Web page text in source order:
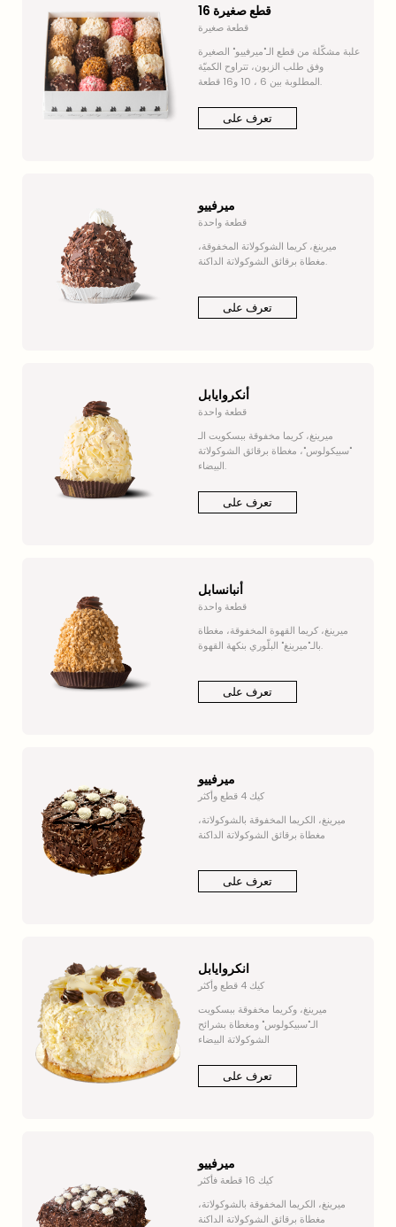
16 قطع صغيرة
قطعة صغيرة
علبة مشكّلة من قطع الـ"ميرفييو" الصغيرة
وفق طلب الزبون، تتراوح الكميّة
المطلوبة بين 6 ، 10 و16 قطعة.
تعرف على
ميرفييو
قطعة واحدة
ميرينغ، كريما الشوكولاتة المخفوقة،
مغطاة برقائق الشوكولاتة الداكنة.
تعرف على
أنكروايابل
قطعة واحدة
ميرينغ، كريما مخفوقة ببسكويت الـ
"سبيكولوس"، مغطاة برقائق الشوكولاتة
البيضاء.
تعرف على
أنبانسابل
قطعة واحدة
ميرينغ، كريما القهوة المخفوقة، مغطاة
بالـ"ميرينغ" البلّوري بنكهة القهوة.
تعرف على
ميرفييو
كيك 4 قطع وأكثر
ميرينغ، الكريما المخفوقة بالشوكولاتة،
مغطاة برقائق الشوكولاتة الداكنة
تعرف على
انكروايابل
كيك 4 قطع وأكثر
ميرينغ، وكريما مخفوقة ببسكويت
الـ"سبيكولوس" ومغطاة بشرائح
الشوكولاتة البيضاء
تعرف على
ميرفييو
كيك 16 قطعة فأكثر
ميرينغ، الكريما المخفوقة بالشوكولاتة،
مغطاة برقائق الشوكولاتة الداكنة